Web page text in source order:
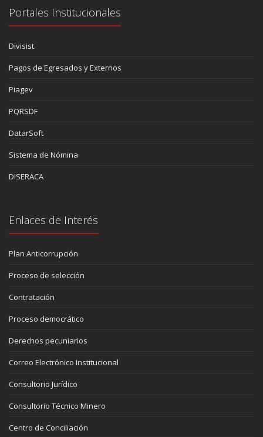
Portales Institucionales
Divisist
Pagos de Egresados y Externos
Piagev
PQRSDF
DatarSoft
Sistema de Nómina
DISERACA
Enlaces de Interés
Plan Anticorrupción
Proceso de selección
Contratación
Proceso democrático
Derechos pecuniarios
Correo Electrónico Institucional
Consultorio Jurídico
Consultorio Técnico Minero
Centro de Conciliación